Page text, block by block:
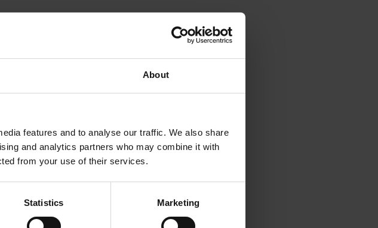
About
features and to analyse our traffic. We also share
and analytics partners who may combine it with
from your use of their services.
Statistics Marketing
インストールし
ます。
eSIM」ボタンを